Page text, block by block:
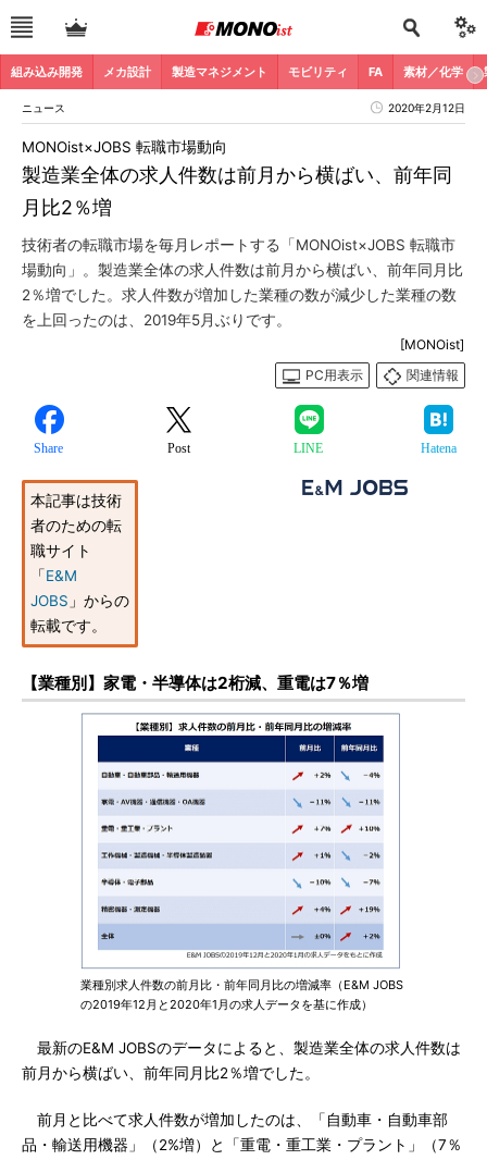
組み込み開発 メカ設計 製造マネジメント モビリティ FA 素材／化学
ニュース 2020年2月12日
製造業全体の求人件数は前月から横ばい、前年同
月比2％増
MONOist×JOBS 転職市場動向
技術者の転職市場を毎月レポートする「MONOist×JOBS 転職市
場動向」。製造業全体の求人件数は前月から横ばい、前年同月比
2％増でした。求人件数が増加した業種の数が減少した業種の数
を上回ったのは、2019年5月ぶりです。
[MONOist]
PC用表示
関連情報
Share Post LINE Hatena
本記事は技術
者のための転
職サイト
「E&M
JOBS 」からの
転載です。
【業種別】家電・半導体は2桁減、重電は7％増
業種別求人件数の前月比・前年同月比の増減率（E&M JOBS
の2019年12月と2020年1月の求人データを基に作成）
最新のE&M JOBSのデータによると、製造業全体の求人件数は
前月から横ばい、前年同月比2％増でした。
前月と比べて求人件数が増加したのは、「自動車・自動車部
品・輸送用機器」（2%増）と「重電・重工業・プラント」（7％